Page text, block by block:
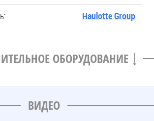
Haulotte Group
ОБОРУДОВАНИЕ
ВИДЕО